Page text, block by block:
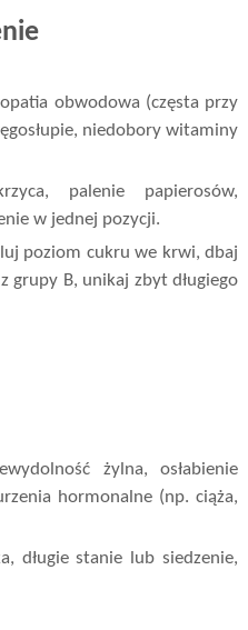
obwodowa (częsta przy
niedobory witaminy
palenie papierosów,
w jednej pozycji.
poziom cukru we krwi, dbaj
B, unikaj zbyt długiego
żylna, osłabienie
hormonalne (np. ciąża,
długie stanie lub siedzenie,